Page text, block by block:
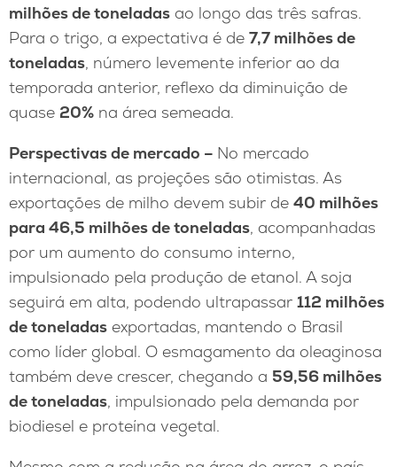
milhões de toneladas ao longo das três safras.
Para o trigo, a expectativa é de 7,7 milhões de
toneladas, número levemente inferior ao da
temporada anterior, reflexo da diminuição de
quase 20% na área semeada.
Perspectivas de mercado – No mercado
internacional, as projeções são otimistas. As
exportações de milho devem subir de 40 milhões
para 46,5 milhões de toneladas, acompanhadas
por um aumento do consumo interno,
impulsionado pela produção de etanol. A soja
seguirá em alta, podendo ultrapassar 112 milhões
de toneladas exportadas, mantendo o Brasil
como líder global. O esmagamento da oleaginosa
também deve crescer, chegando a 59,56 milhões
de toneladas, impulsionado pela demanda por
biodiesel e proteína vegetal.